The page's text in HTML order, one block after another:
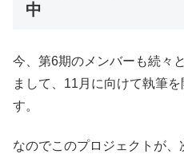
中
今、第6期のメンバーも続々
まして、11月に向けて執筆
す。
なのでこのプロジェクトが